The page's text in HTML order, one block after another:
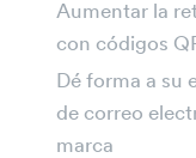
Aumentar la
con códigos
Dé forma a su
de correo
marca